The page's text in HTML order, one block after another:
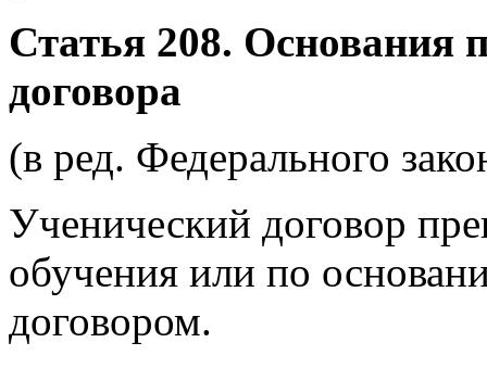
Статья 208. Основания
договора
(в ред. Федерального
Ученический договор
обучения или по
договором.